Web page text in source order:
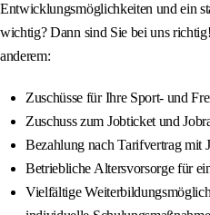
Entwicklungsmöglichkeiten und ein
wichtig? Dann sind Sie bei uns
anderem:
Zuschüsse für Ihre Sport- und
Zuschuss zum Jobticket und
Bezahlung nach Tarifvertrag mit
Betriebliche Altersvorsorge für
Vielfältige